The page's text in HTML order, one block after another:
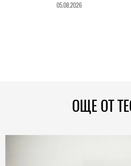
05.08.2026
ОЩЕ ОТ